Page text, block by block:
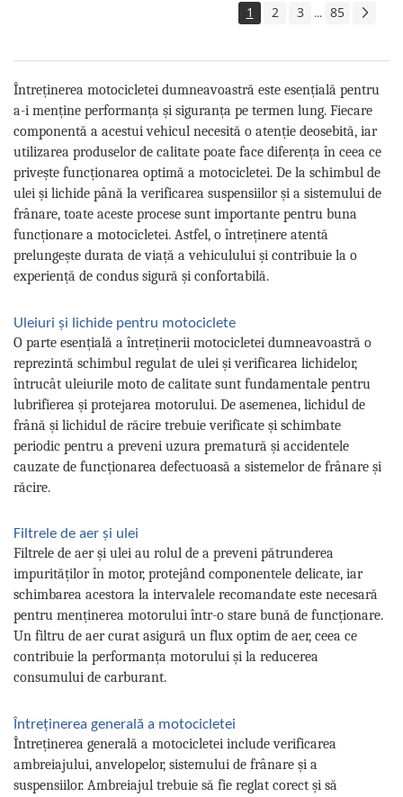
1 2 3 ... 85
Întreținerea motocicletei dumneavoastră este esențială pentru
a-i menține performanța și siguranța pe termen lung. Fiecare
componentă a acestui vehicul necesită o atenție deosebită, iar
utilizarea produselor de calitate poate face diferența în ceea ce
privește funcționarea optimă a motocicletei. De la schimbul de
ulei și lichide până la verificarea suspensiilor și a sistemului de
frânare, toate aceste procese sunt importante pentru buna
funcționare a motocicletei. Astfel, o întreținere atentă
prelungește durata de viață a vehiculului și contribuie la o
experiență de condus sigură și confortabilă.
Uleiuri și lichide pentru motociclete
O parte esențială a întreținerii motocicletei dumneavoastră o
reprezintă schimbul regulat de ulei și verificarea lichidelor,
întrucât uleiurile moto de calitate sunt fundamentale pentru
lubrifierea și protejarea motorului. De asemenea, lichidul de
frână și lichidul de răcire trebuie verificate și schimbate
periodic pentru a preveni uzura prematură și accidentele
cauzate de funcționarea defectuoasă a sistemelor de frânare și
răcire.
Filtrele de aer și ulei
Filtrele de aer și ulei au rolul de a preveni pătrunderea
impurităților în motor, protejând componentele delicate, iar
schimbarea acestora la intervalele recomandate este necesară
pentru menținerea motorului într-o stare bună de funcționare.
Un filtru de aer curat asigură un flux optim de aer, ceea ce
contribuie la performanța motorului și la reducerea
consumului de carburant.
Întreținerea generală a motocicletei
Întreținerea generală a motocicletei include verificarea
ambreiajului, anvelopelor, sistemului de frânare și a
suspensiilor. Ambreiajul trebuie să fie reglat corect și să